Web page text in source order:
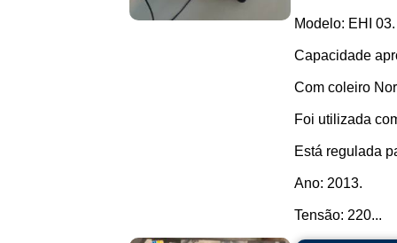
Modelo: EHI 03.
Capacidade
Com coleiro
Foi utilizada
Está regulada
Ano: 2013.
Tensão: 220...